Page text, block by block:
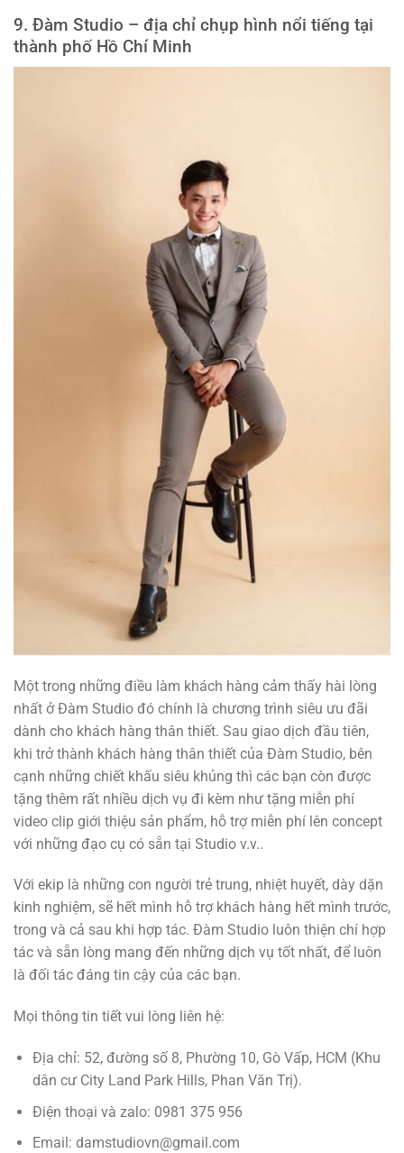
9. Đàm Studio – địa chỉ chụp hình nổi tiếng tại
thành phố Hồ Chí Minh
Một trong những điều làm khách hàng cảm thấy hài lòng
nhất ở Đàm Studio đó chính là chương trình siêu ưu đãi
dành cho khách hàng thân thiết. Sau giao dịch đầu tiên,
khi trở thành khách hàng thân thiết của Đàm Studio, bên
cạnh những chiết khấu siêu khủng thì các bạn còn được
tặng thêm rất nhiều dịch vụ đi kèm như tặng miễn phí
video clip giới thiệu sản phẩm, hỗ trợ miễn phí lên concept
với những đạo cụ có sẵn tại Studio v.v..
Với ekip là những con người trẻ trung, nhiệt huyết, dày dặn
kinh nghiệm, sẽ hết mình hỗ trợ khách hàng hết mình trước,
trong và cả sau khi hợp tác. Đàm Studio luôn thiện chí hợp
tác và sẵn lòng mang đến những dịch vụ tốt nhất, để luôn
là đối tác đáng tin cậy của các bạn.
Mọi thông tin tiết vui lòng liên hệ:
Địa chỉ: 52, đường số 8, Phường 10, Gò Vấp, HCM (Khu
dân cư City Land Park Hills, Phan Văn Trị).
Điện thoại và zalo: 0981 375 956
Email: damstudiovn@gmail.com